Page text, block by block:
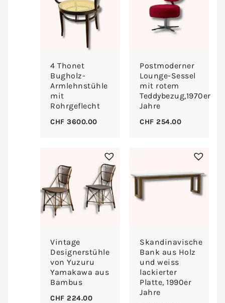
4 Thonet
Bugholz-
Armlehnstühle
mit
Rohrgeflecht
CHF 3600.00
Postmoderner
Lounge-Sessel
mit rotem
Teddybezug,1970er
Jahre
CHF 254.00
Vintage
Designerstühle
von Yuzuru
Yamakawa aus
Bambus
CHF 224.00
Skandinavische
Bank aus Holz
und weiss
lackierter
Platte, 1990er
Jahre